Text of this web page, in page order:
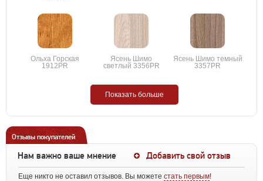
Ольха Горская
1912PR
Ясень Шимо
светлый 3356PR
Ясень Шимо темный
3357PR
Показать больше
Отзывы покупателей
Нам важно ваше мнение Добавить свой отзыв
Еще никто не оставил отзывов. Вы можете стать первым!